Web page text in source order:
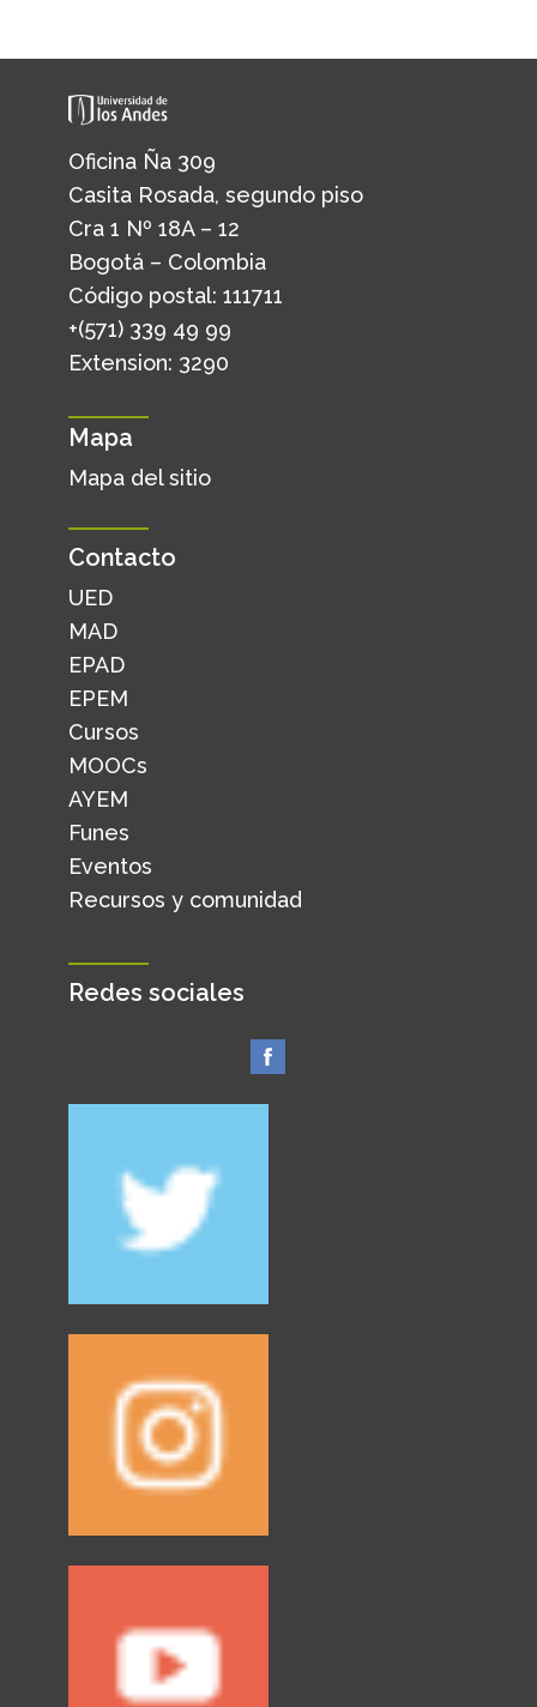
Oficina Ña 309
Casita Rosada, segundo piso
Cra 1 Nº 18A – 12
Bogotá – Colombia
Código postal: 111711
+(571) 339 49 99
Extension: 3290
Mapa
Mapa del sitio
Contacto
UED
MAD
EPAD
EPEM
Cursos
MOOCs
AYEM
Funes
Eventos
Recursos y comunidad
Redes sociales